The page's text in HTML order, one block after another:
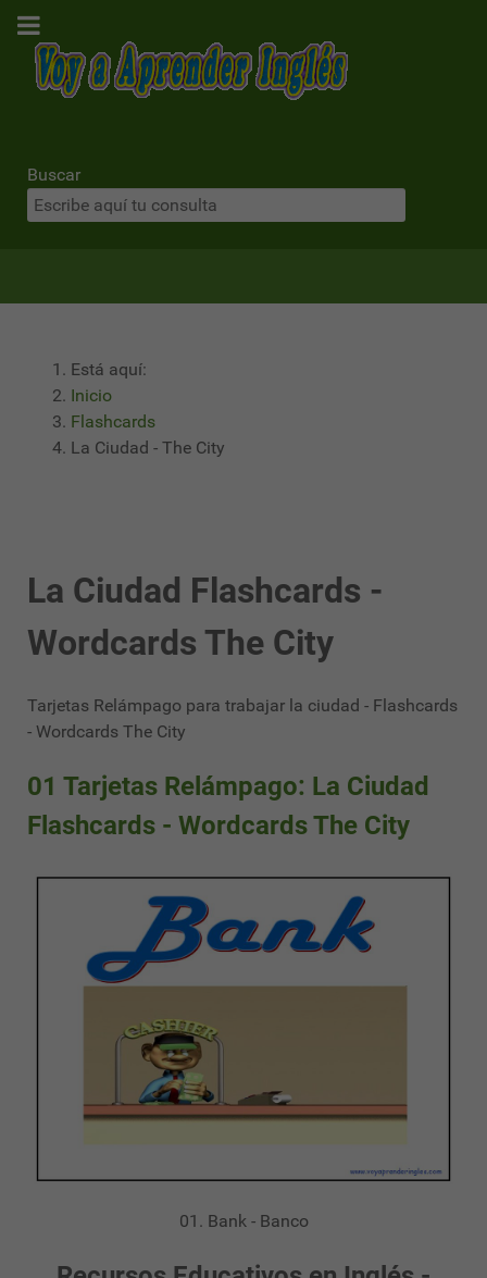
Buscar
Está aquí:
Inicio
Flashcards
La Ciudad - The City
La Ciudad Flashcards -
Wordcards The City
Tarjetas Relámpago para trabajar la ciudad - Flashcards
- Wordcards The City
01 Tarjetas Relámpago: La Ciudad
Flashcards - Wordcards The City
01. Bank - Banco